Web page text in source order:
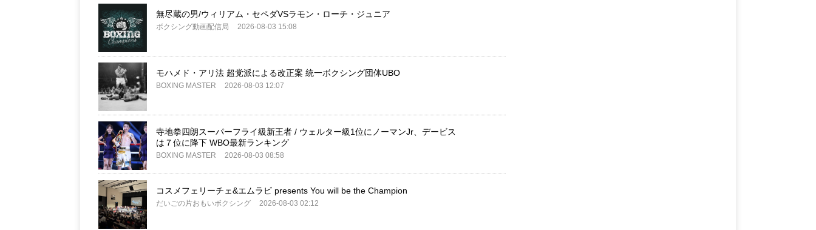
無尽蔵の男/ウィリアム・セペダVSラモン・ローチ・ジュニア
ボクシング動画配信局 2026-08-03 15:08
モハメド・アリ法 超党派による改正案 統一ボクシング団体UBO
BOXING MASTER 2026-08-03 12:07
寺地拳四朗スーパーフライ級新王者 / ウェルター級1位にノーマンJr、デービス
は７位に降下 WBO最新ランキング
BOXING MASTER 2026-08-03 08:58
コスメフェリーチェ&エムラビ presents You will be the Champion
だいごの片おもいボクシング 2026-08-03 02:12